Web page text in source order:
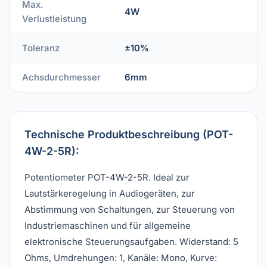
Max.
Verlustleistung
4W
Toleranz ±10%
Achsdurchmesser 6mm
Technische Produktbeschreibung (POT-
4W-2-5R):
Potentiometer POT-4W-2-5R. Ideal zur
Lautstärkeregelung in Audiogeräten, zur
Abstimmung von Schaltungen, zur Steuerung von
Industriemaschinen und für allgemeine
elektronische Steuerungsaufgaben. Widerstand: 5
Ohms, Umdrehungen: 1, Kanäle: Mono, Kurve: